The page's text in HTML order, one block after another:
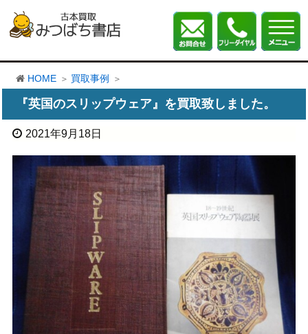
HOME 買取事例
『英国のスリップウェア』を買取致しました。
2021年9月18日